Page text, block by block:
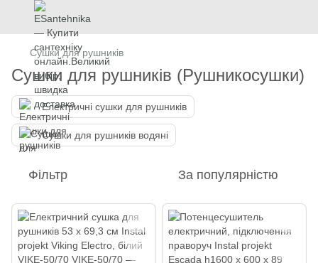
Сушки для рушників
Сушки для рушників (Рушникосушки)
Електричні сушки для рушників
Сушки для рушників водяні
Фільтр За популярністю